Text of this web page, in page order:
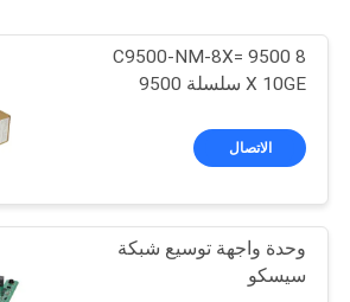
C9500-NM-8X= 9500 8
X 10GE سلسلة 9500
الاتصال
وحدة واجهة توسيع شبكة
سيسكو